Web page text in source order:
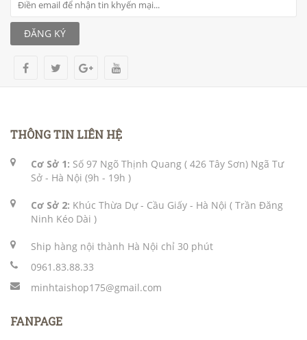
ĐĂNG KÝ
THÔNG TIN LIÊN HỆ
Cơ Sở 1: Số 97 Ngõ Thịnh Quang ( 426 Tây Sơn) Ngã Tư
Sở - Hà Nội (9h - 19h )
Cơ Sở 2: Khúc Thừa Dự - Cầu Giấy - Hà Nội ( Trần Đăng
Ninh Kéo Dài )
Ship hàng nội thành Hà Nội chỉ 30 phút
0961.83.88.33
minhtaishop175@gmail.com
FANPAGE